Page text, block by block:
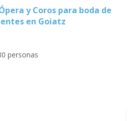
y Coros para boda de
en Goiatz
personas